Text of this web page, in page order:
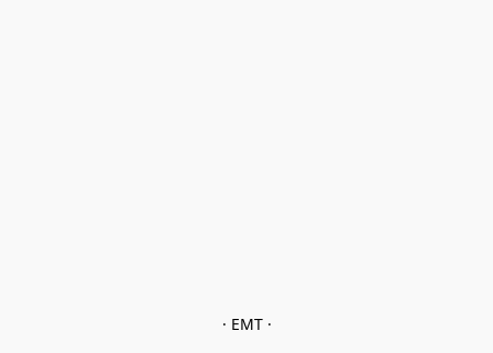
· EMT ·